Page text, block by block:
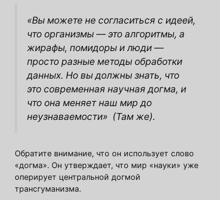
«Вы можете не согласиться с идеей,
что организмы — это алгоритмы, а
жирафы, помидоры и люди —
просто разные методы обработки
данных. Но вы должны знать, что
это современная научная догма, и
что она меняет наш мир до
неузнаваемости» (Там же).
Обратите внимание, что он использует слово
«догма». Он утверждает, что мир «науки» уже
оперирует центральной догмой
трансгуманизма.